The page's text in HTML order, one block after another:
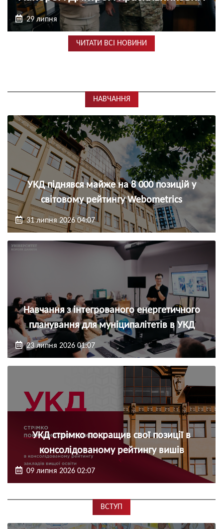
29 липня
ЧИТАТИ ВСІ НОВИНИ
НАВЧАННЯ
УКД піднявся майже на 8 000 позицій у
світовому рейтингу Webometrics
31 липня 2026 04:07
Навчання з інтегрованого енергетичного
планування для муніципалітетів в УКД
23 липня 2026 01:07
УКД стрімко покращив свої позиції в
консолідованому рейтингу вишів
09 липня 2026 02:07
ВСТУП